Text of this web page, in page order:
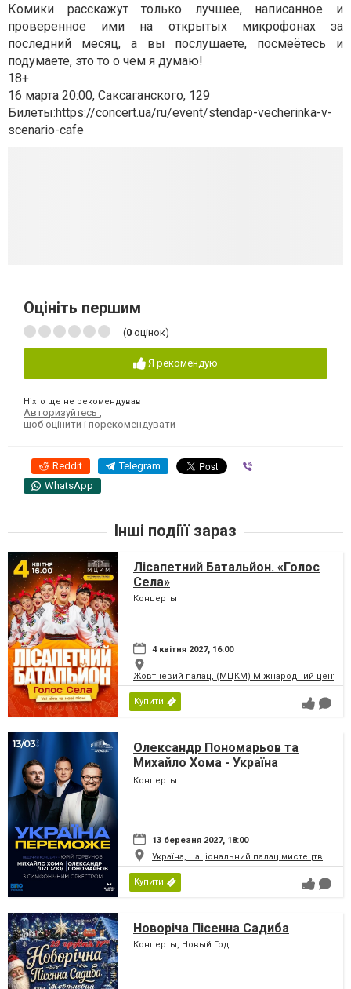
Комики расскажут только лучшее, написанное и
проверенное ими на открытых микрофонах за
последний месяц, а вы послушаете, посмеётесь и
подумаете, это то о чем я думаю!
18+
16 марта 20:00, Саксаганского, 129
Билеты:https://concert.ua/ru/event/stendap-vecherinka-v-
scenario-cafe
Оцініть першим
(0 оцінок)
Я рекомендую
Ніхто ще не рекомендував
Авторизуйтесь ,
щоб оцінити і порекомендувати
Reddit Telegram
WhatsApp
Інші подіїї зараз
Лісапетний Батальйон. «Голос
Села»
Концерты
4 квітня 2027, 16:00
Жовтневий палац, (МЦКМ) Міжнародний центр
Купити
Олександр Пономарьов та
Михайло Хома - Україна
Переможе!
Концерты
13 березня 2027, 18:00
Україна, Національний палац мистецтв
Купити
Новоріча Пісенна Садиба
Концерты, Новый Год